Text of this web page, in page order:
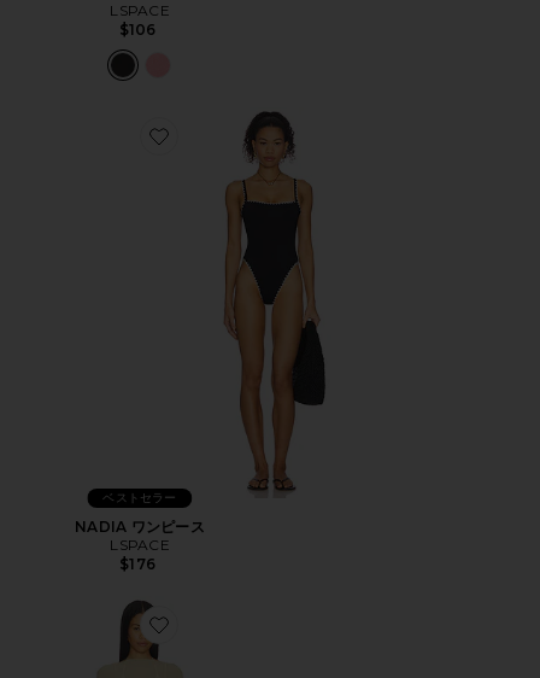
LSPACE
$106
Favorite NADIA ワンピース
ベストセラー
NADIA ワンピース
LSPACE
$176
Favorite AURA ポンチョ